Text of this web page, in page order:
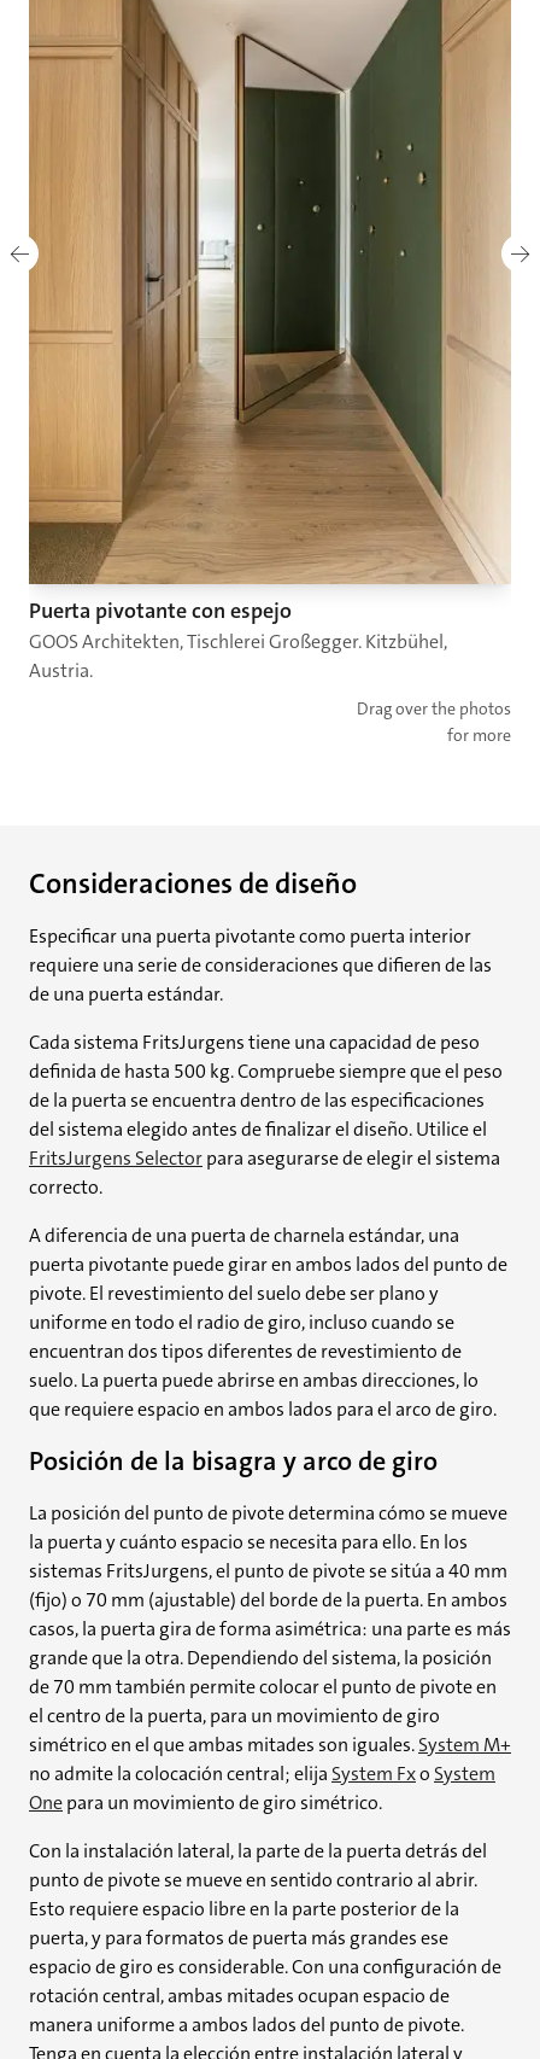
Puerta pivotante con espejo
GOOS Architekten, Tischlerei Großegger. Kitzbühel,
Austria.
Drag over the photos
for more
Consideraciones de diseño
Especificar una puerta pivotante como puerta interior
requiere una serie de consideraciones que difieren de las
de una puerta estándar.
Cada sistema FritsJurgens tiene una capacidad de peso
definida de hasta 500 kg. Compruebe siempre que el peso
de la puerta se encuentra dentro de las especificaciones
del sistema elegido antes de finalizar el diseño. Utilice el
FritsJurgens Selectorpara asegurarse de elegir el sistema
correcto.
A diferencia de una puerta de charnela estándar, una
puerta pivotante puede girar en ambos lados del punto de
pivote. El revestimiento del suelo debe ser plano y
uniforme en todo el radio de giro, incluso cuando se
encuentran dos tipos diferentes de revestimiento de
suelo. La puerta puede abrirse en ambas direcciones, lo
que requiere espacio en ambos lados para el arco de giro.
Posición de la bisagra y arco de giro
La posición del punto de pivote determina cómo se mueve
la puerta y cuánto espacio se necesita para ello. En los
sistemas FritsJurgens, el punto de pivote se sitúa a 40 mm
(fijo) o 70 mm (ajustable) del borde de la puerta. En ambos
casos, la puerta gira de forma asimétrica: una parte es más
grande que la otra. Dependiendo del sistema, la posición
de 70 mm también permite colocar el punto de pivote en
el centro de la puerta, para un movimiento de giro
simétrico en el que ambas mitades son iguales.System M+
no admite la colocación central; elija System Fxo System
Onepara un movimiento de giro simétrico.
Con la instalación lateral, la parte de la puerta detrás del
punto de pivote se mueve en sentido contrario al abrir.
Esto requiere espacio libre en la parte posterior de la
puerta, y para formatos de puerta más grandes ese
espacio de giro es considerable. Con una configuración de
rotación central, ambas mitades ocupan espacio de
manera uniforme a ambos lados del punto de pivote.
Tenga en cuenta la elección entre instalación lateral y